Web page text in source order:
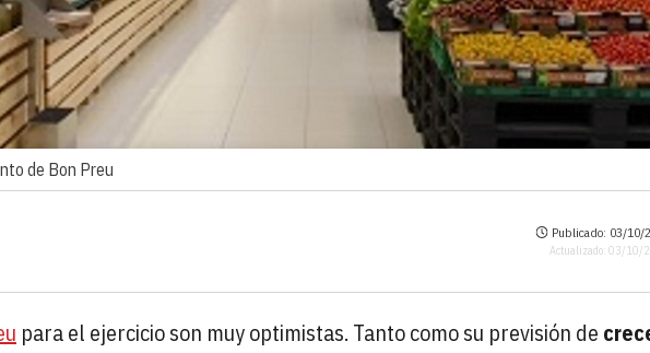
de Bon Preu
Publicado: 03/10/
Actualizado: 03/10/
para el ejercicio son muy optimistas. Tanto como su previsión de